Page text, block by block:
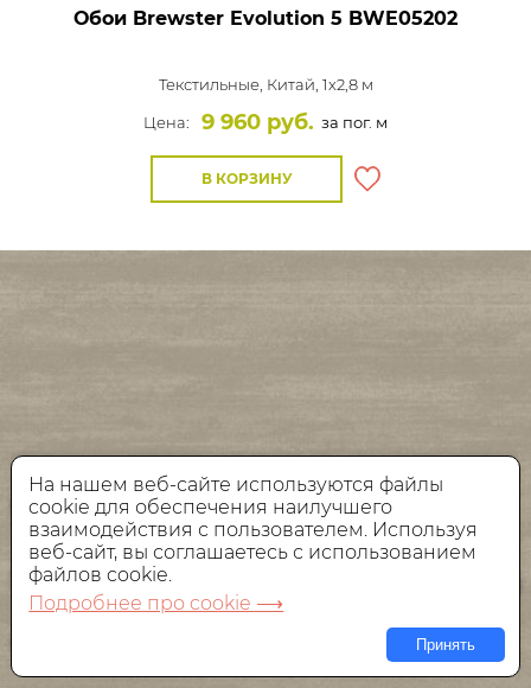
Обои Brewster Evolution 5 BWE05202
Текстильные, Китай, 1x2,8 м
Цена:
9 960 руб. за пог. м
В КОРЗИНУ
На нашем веб-сайте используются файлы
cookie для обеспечения наилучшего
взаимодействия с пользователем. Используя
веб-сайт, вы соглашаетесь с использованием
файлов cookie.
Подробнее про cookie ⟶
Принять